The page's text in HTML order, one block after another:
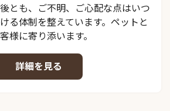
とも、ご不明、ご心配な点はいつ
る体制を整えています。ペットと
様に寄り添います。
詳細を見る